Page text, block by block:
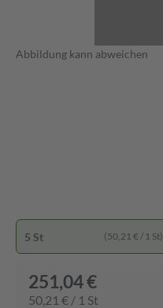
Abbildung kann abweichen
5 St (50,21 € / 1 St)
251,04 €
50,21 € / 1 St